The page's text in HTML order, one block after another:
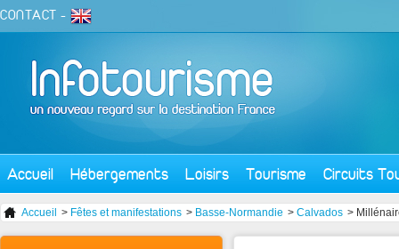
CONTACT -
Accueil Hébergements Loisirs Tourisme Circuits
Accueil > Fêtes et manifestations > Basse-Normandie > Calvados >